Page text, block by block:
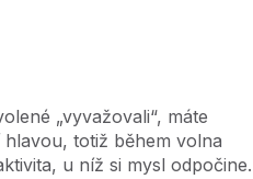
„vyvažovali“, máte
totiž během volna
u níž si mysl odpočine.